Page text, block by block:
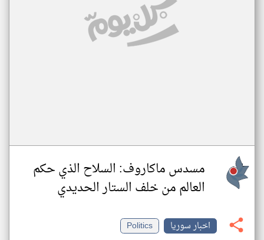
مسدس ماكاروف: السلاح الذي حكم
العالم من خلف الستار الحديدي
اخبار سوريا
Politics